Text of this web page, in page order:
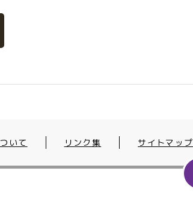
いて リンク集 サイトマップ